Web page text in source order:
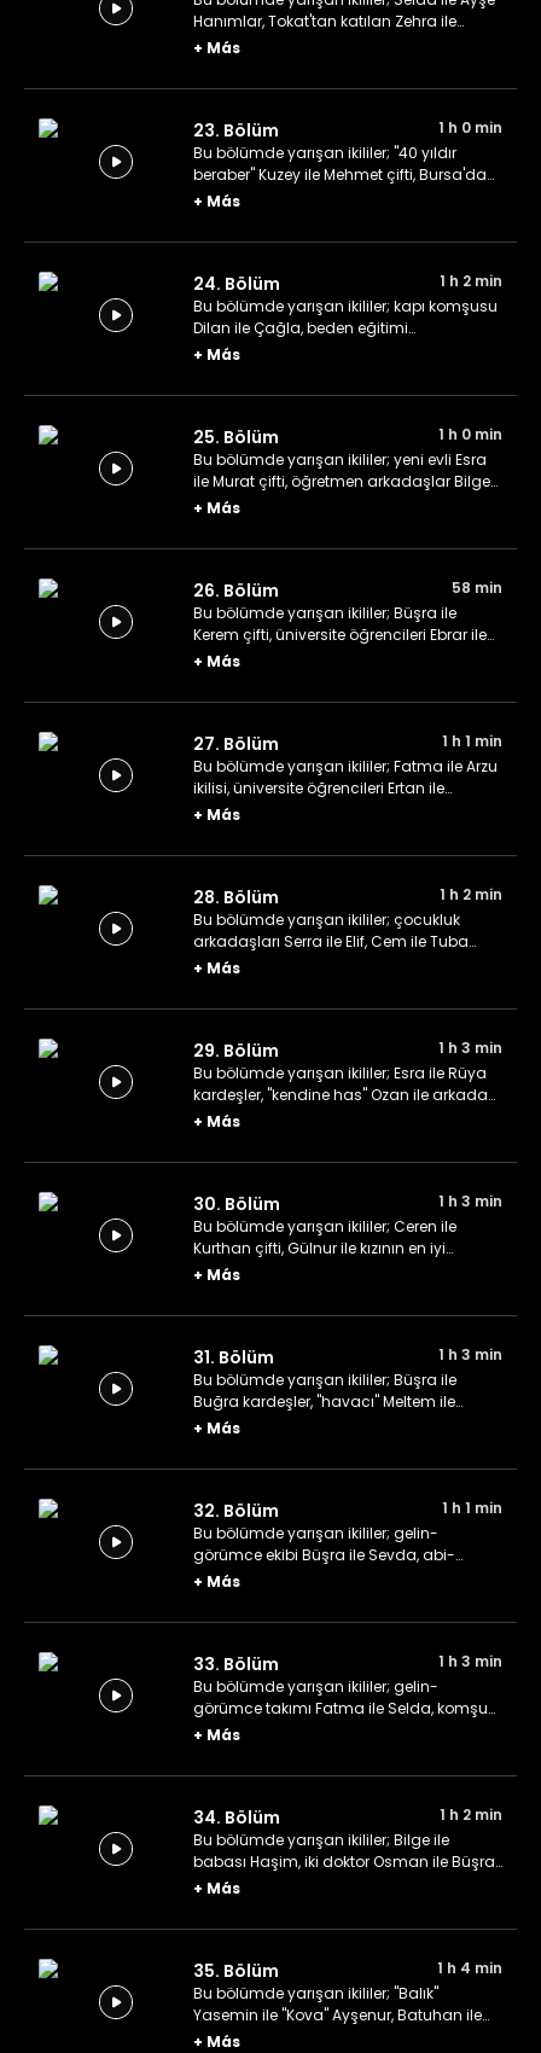
Hanımlar, Tokat'tan katılan Zehra ile
Mücahit çifti ve Melce ile Yusuf çifti.
+ Más
23. Bölüm
1 h 0 min
Bu bölümde yarışan ikililer; "40 yıldır
beraber" Kuzey ile Mehmet çifti, Bursa'dan
katılan Sena ile Alinur çifti ve Şile'de kafe
+ Más
24. Bölüm
1 h 2 min
Bu bölümde yarışan ikililer; kapı komşusu
Dilan ile Çağla, beden eğitimi
öğretmenleri Duygu ile Merve ve üniversite
+ Más
25. Bölüm
1 h 0 min
Bu bölümde yarışan ikililer; yeni evli Esra
ile Murat çifti, öğretmen arkadaşlar Bilge
ile Meltem ve yine bir öğretmen ikilisi İrem
+ Más
26. Bölüm
58 min
Bu bölümde yarışan ikililer; Büşra ile
Kerem çifti, üniversite öğrencileri Ebrar ile
Nazlı ve son olarak Uğur ile Özgür ikilisi.
+ Más
27. Bölüm
1 h 1 min
Bu bölümde yarışan ikililer; Fatma ile Arzu
ikilisi, üniversite öğrencileri Ertan ile
Muhammed ve son olarak Havva ile İslim
+ Más
28. Bölüm
1 h 2 min
Bu bölümde yarışan ikililer; çocukluk
arkadaşları Serra ile Elif, Cem ile Tuba
kardeşler ve diş hekimi ikilisi Sezer ile Ece.
+ Más
29. Bölüm
1 h 3 min
Bu bölümde yarışan ikililer; Esra ile Rüya
kardeşler, "kendine has" Ozan ile arkadaşı
Berat ve yeğen-dayı ikilisi İdil ile Bahri.
+ Más
30. Bölüm
1 h 3 min
Bu bölümde yarışan ikililer; Ceren ile
Kurthan çifti, Gülnur ile kızının en iyi
arkadaşı Zeynep ve "Kuşadalı" Ceylin ile
+ Más
31. Bölüm
1 h 3 min
Bu bölümde yarışan ikililer; Büşra ile
Buğra kardeşler, "havacı" Meltem ile
"havalı" Bertan ve Necla ile Ali Rıza ikilisi.
+ Más
32. Bölüm
1 h 1 min
Bu bölümde yarışan ikililer; gelin-
görümce ekibi Büşra ile Sevda, abi-
kardeş takımı Emirhan ile Doğukan ve
+ Más
33. Bölüm
1 h 3 min
Bu bölümde yarışan ikililer; gelin-
görümce takımı Fatma ile Selda, komşu
ekibi Serpil ile Yeliz ve özgün ikili Tanıl ile
+ Más
34. Bölüm
1 h 2 min
Bu bölümde yarışan ikililer; Bilge ile
babası Haşim, iki doktor Osman ile Büşra
çifti ve son olarak Seçil ile Burak çifti.
+ Más
35. Bölüm
1 h 4 min
Bu bölümde yarışan ikililer; "Balık"
Yasemin ile "Kova" Ayşenur, Batuhan ile
Burcu çifti ve Şevval ile "Bişkekli" Mehmet
+ Más